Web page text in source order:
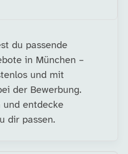
du passende
in München –
und mit
der Bewerbung.
und entdecke
dir passen.